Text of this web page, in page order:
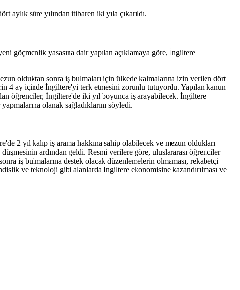
aylık süre yılından itibaren iki yıla çıkarıldı.
göçmenlik yasasına dair yapılan açıklamaya göre, İngiltere
olduktan sonra iş bulmaları için ülkede kalmalarına izin verilen dört
4 ay içinde İngiltere'yi terk etmesini zorunlu tutuyordu. Yapılan kanun
öğrenciler, İngiltere'de iki yıl boyunca iş arayabilecek. İngiltere
olanak sağladıklarını söyledi.
2 yıl kalıp iş arama hakkına sahip olabilecek ve mezun oldukları
ardından geldi. Resmi verilere göre, uluslararası öğrenciler
iş bulmalarına destek olacak düzenlemelerin olmaması, rekabetçi
ve teknoloji gibi alanlarda İngiltere ekonomisine kazandırılması ve